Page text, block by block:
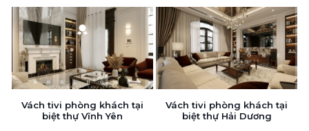
Vách tivi phòng khách tại
biệt thự Vĩnh Yên
Vách tivi phòng khách tại
biệt thự Hải Dương